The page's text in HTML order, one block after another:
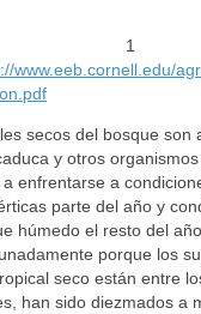
www.eeb.cornell.edu/
secos del bosque son
y otros
enfrentarse a
parte del año y
húmedo el resto del año.
porque los
seco están entre
han sido diezmados a